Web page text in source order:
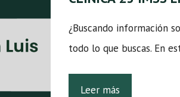
¿Buscando información
todo lo que buscas. En
Leer más